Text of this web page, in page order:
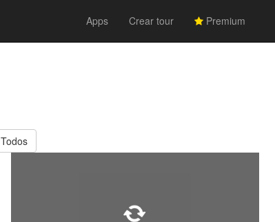
Apps Crear tour Premium
Todos